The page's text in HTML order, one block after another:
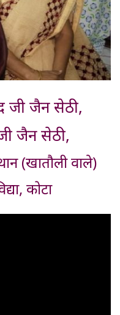
जी जैन सेठी,
जैन सेठी,
(खातौली वाले)
कोटा